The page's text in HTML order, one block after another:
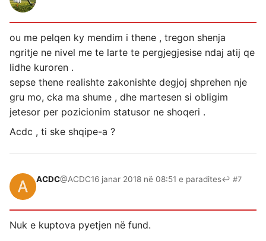
ou me pelqen ky mendim i thene , tregon shenja
ngritje ne nivel me te larte te pergjegjesise ndaj atij qe
lidhe kuroren .
sepse thene realishte zakonishte degjoj shprehen nje
gru mo, cka ma shume , dhe martesen si obligim
jetesor per pozicionim statusor ne shoqeri .
Acdc , ti ske shqipe-a ?
ACDC@ACDC16 janar 2018 në 08:51 e paradites↩ #7
Nuk e kuptova pyetjen në fund.